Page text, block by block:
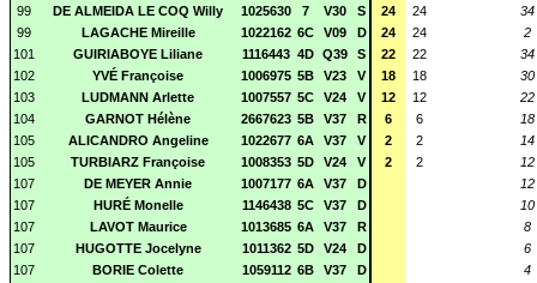
99
DE ALMEIDA LE COQ Willy 1025630 7 V30 S 24 24
34
99
LAGACHE Mireille 1022162 6C V09 D 24 24
2
101
GUIRIABOYE Liliane 1116443 4D Q39 S 22 22
34
102
YVÉ Françoise 1006975 5B V23 V 18 18
30
103
LUDMANN Arlette 1007557 5C V24 V 12 12
22
104
GARNOT Hélène 2667623 5B V37 R 6 6
18
105
ALICANDRO Angeline 1022677 6A V37 V 2 2
14
105
TURBIARZ Françoise 1008353 5D V24 V 2 2
12
107
DE MEYER Annie 1007177 6A V37 D
12
107
HURÉ Monelle 1146438 5C V37 D
10
107
LAVOT Maurice 1013685 6A V37 R
8
107
HUGOTTE Jocelyne 1011362 5D V24 D
6
107
BORIE Colette 1059112 6B V37 D
4